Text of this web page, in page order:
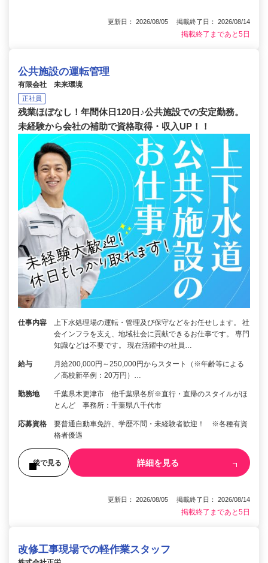
更新日： 2026/08/05 掲載終了日： 2026/08/14
掲載終了まであと5日
公共施設の運転管理
有限会社 未来環境
正社員
残業ほぼなし！年間休日120日♪公共施設での安定勤務。
未経験から会社の補助で資格取得・収入UP！！
仕事内容
上下水処理場の運転・管理及び保守などをお任せします。 社
会インフラを支え、地域社会に貢献できるお仕事です。 専門
知識などは不要です。 現在活躍中の社員…
給与
月給200,000円～250,000円からスタート（※年齢等による
／高校新卒例：20万円）…
勤務地
千葉県木更津市 他千葉県各所※直行・直帰のスタイルがほ
とんど 事務所：千葉県八千代市
応募資格
要普通自動車免許、学歴不問・未経験者歓迎！ ※各種有資
格者優遇
後で見る 詳細を見る
更新日： 2026/08/05 掲載終了日： 2026/08/14
掲載終了まであと5日
改修工事現場での軽作業スタッフ